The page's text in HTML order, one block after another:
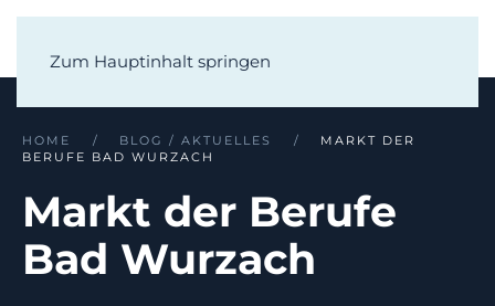
Zum Hauptinhalt springen
HOME BLOG / AKTUELLES
MARKT DER
BERUFE BAD WURZACH
Markt der Berufe
Bad Wurzach